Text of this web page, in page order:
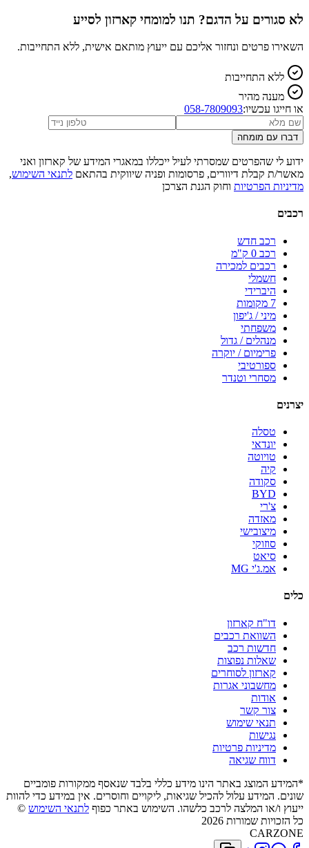
לא סגורים על הדגם? תנו למומחי קארזון לסייע
השאירו פרטים ונחזור אליכם עם ייעוץ מותאם אישית, ללא התחייבות.
ללא התחייבות
מענה מהיר
או חייגו עכשיו:058-7809093
דברו עם מומחה
ידוע לי שהפרטים שמסרתי לעיל ייכללו במאגרי המידע של קארזון ואני
מאשר/ת קבלת דיוורים, פרסומות ופניה שיווקית בהתאם לתנאי השימוש,
מדיניות הפרטיות וחוק הגנת הצרכן
רכבים
רכב חדש
רכב 0 ק"מ
רכבים למכירה
חשמלי
היברידי
7 מקומות
מיני / ג'יפון
משפחתי
מנהלים / גדול
פרימיום / יוקרה
ספורטיבי
מסחרי וטנדר
יצרנים
טסלה
יונדאי
טויוטה
קיה
סקודה
BYD
צ'רי
מאזדה
מיצובישי
סוזוקי
סיאט
אמ.ג'י MG
כלים
דו"ח קארזון
השוואת רכבים
חדשות רכב
שאלות נפוצות
קארזון לסוחרים
מחשבוני אגרות
אודות
צור קשר
תנאי שימוש
נגישות
מדיניות פרטיות
דווח שגיאה
*המידע המוצג באתר הינו מידע כללי בלבד שנאסף ממקורות פומביים
שונים. המידע עלול להכיל שגיאות, ליקויים וחוסרים. אין במידע כדי להוות
ייעוץ ו/או המלצה לרכב כלשהו. השימוש באתר כפוף לתנאי השימוש ©
כל הזכויות שמורות 2026
CARZONE